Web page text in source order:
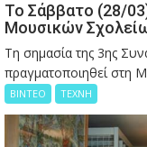
Το Σάββατο (28/
Μουσικών
Τη σημασία της 3ης
πραγματοποιηθεί στη
ΒΙΝΤΕΟ ΤΕΧΝΗ